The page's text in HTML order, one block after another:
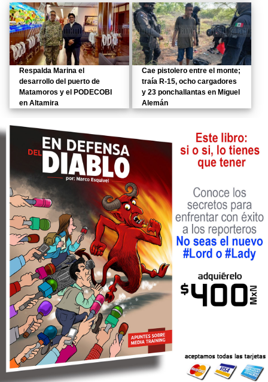
Respalda Marina el
desarrollo del puerto de
Matamoros y el PODECOBI
en Altamira
Cae pistolero entre el monte;
traía R-15, ocho cargadores
y 23 ponchallantas en Miguel
Alemán